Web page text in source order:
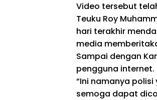
Video tersebut
Teuku Roy
hari terakhir
media
Sampai dengan
pengguna
“Ini namanya
semoga dapat